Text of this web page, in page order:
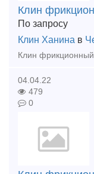
Клин
По запросу
Клин Ханина в
04.04.22
479
0